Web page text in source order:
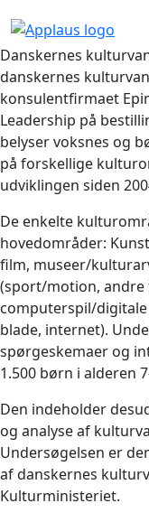
Danskernes
danskernes
konsulentfirmaet
Leadership på
belyser voksnes og
på forskellige
udviklingen siden
De enkelte
hovedområder:
film, museer/
(sport/motion, andre
computerspil/digitale
blade, internet).
spørgeskemaer og
1.500 børn i alderen
Den indeholder
og analyse af
Undersøgelsen er
af danskernes
Kulturministeriet.